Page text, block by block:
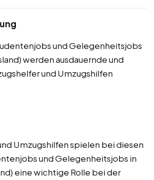
und Gelegenheitsjobs
werden ausdauernde und
und Umzugshilfen
Umzugshilfen spielen bei diesen
und Gelegenheitsjobs in
eine wichtige Rolle bei der